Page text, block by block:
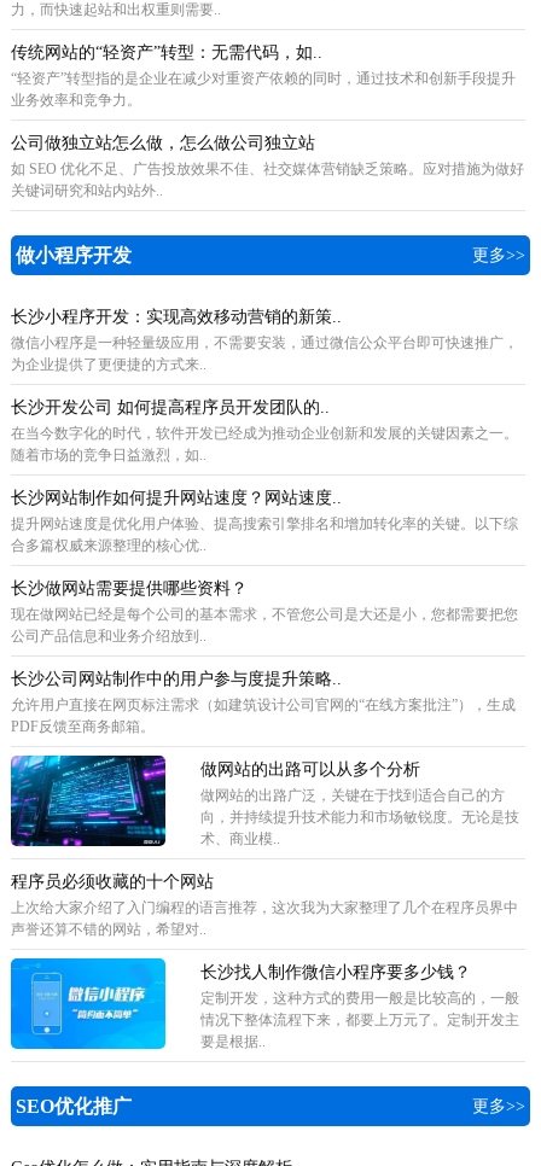
力，而快速起站和出权重则需要..
传统网站的“轻资产”转型：无需代码，如..
“轻资产”转型指的是企业在减少对重资产依赖的同时，通过技术和创新手段提升
业务效率和竞争力。
公司做独立站怎么做，怎么做公司独立站
如 SEO 优化不足、广告投放效果不佳、社交媒体营销缺乏策略。应对措施为做好
关键词研究和站内站外..
做小程序开发 更多>>
长沙小程序开发：实现高效移动营销的新策..
微信小程序是一种轻量级应用，不需要安装，通过微信公众平台即可快速推广，
为企业提供了更便捷的方式来..
长沙开发公司 如何提高程序员开发团队的..
在当今数字化的时代，软件开发已经成为推动企业创新和发展的关键因素之一。
随着市场的竞争日益激烈，如..
长沙网站制作如何提升网站速度？网站速度..
提升网站速度是优化用户体验、提高搜索引擎排名和增加转化率的关键。以下综
合多篇权威来源整理的核心优..
长沙做网站需要提供哪些资料？
现在做网站已经是每个公司的基本需求，不管您公司是大还是小，您都需要把您
公司产品信息和业务介绍放到..
长沙公司网站制作中的用户参与度提升策略..
允许用户直接在网页标注需求（如建筑设计公司官网的“在线方案批注”），生成
PDF反馈至商务邮箱。
做网站的出路可以从多个分析
做网站的出路广泛，关键在于找到适合自己的方
向，并持续提升技术能力和市场敏锐度。无论是技
术、商业模..
程序员必须收藏的十个网站
上次给大家介绍了入门编程的语言推荐，这次我为大家整理了几个在程序员界中
声誉还算不错的网站，希望对..
长沙找人制作微信小程序要多少钱？
定制开发，这种方式的费用一般是比较高的，一般
情况下整体流程下来，都要上万元了。定制开发主
要是根据..
SEO优化推广 更多>>